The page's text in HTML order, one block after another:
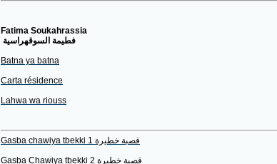
Fatima Soukahrassia
فطيمة السوقهراسية
Batna ya batna
Carta résidence
Lahwa wa riouss
Gasba chawiya tbekki قصبة خطيرة 1
Gasba Chawiya tbekki قصبة خطيرة 2